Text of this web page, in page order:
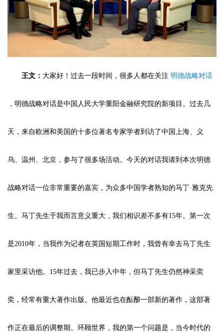
王文： 大家好！过去一段时间，很多人都在关注 明德战略对话
，明德战略对话是中国人民大学重阳金融研究院的新项目。过去几
天，来自欧洲和美国的十多位著名专家学者到访了中国上海、义
乌、温州、北京，参与了很多场活动。今天的对话我请到本次明德
战略对话一位非常重要的嘉宾，为众多中国学者熟知的马丁·雅克先
生。马丁先生于我而言意义重大，我们相识差不多有15年。第一次
是2010年，当我作为记者在英国短期工作时，我曾有幸去马丁先生
家里采访他。15年过去，我已步入中年，但马丁先生仍然神采奕
奕，经常有重大著作出版。他最近也在酝酿一部新的著作，这部著
作正在最后的调整期。环顾世界，我的第一个问题是，当今时代的